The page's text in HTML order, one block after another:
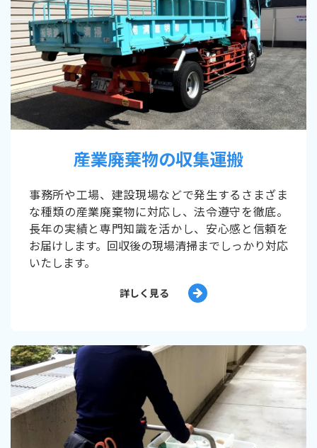
産業廃棄物の収集運搬
事務所や工場、建設現場などで発生するさまざま
な種類の産業廃棄物に対応し、法令遵守を徹底。
長年の実績と専門知識を活かし、安心感と信頼を
お届けします。回収後の現場清掃までしっかり対応
いたします。
詳しく見る